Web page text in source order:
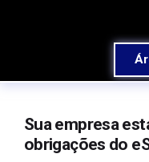
Sua empresa
obrigações do